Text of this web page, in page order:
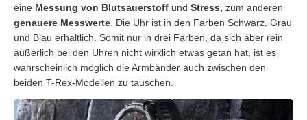
eine Messung von Blutsauerstoff und Stress, zum anderen
genauere Messwerte. Die Uhr ist in den Farben Schwarz, Grau
und Blau erhältlich. Somit nur in drei Farben, da sich aber rein
äußerlich bei den Uhren nicht wirklich etwas getan hat, ist es
wahrscheinlich möglich die Armbänder auch zwischen den
beiden T-Rex-Modellen zu tauschen.